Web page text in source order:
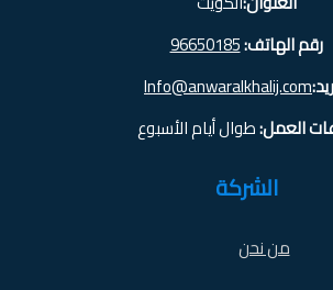
رقم الهاتف:96650185
Info@anwaralkhalij.com
العمل:طوال أيام الأسبوع
الشركة
من نحن